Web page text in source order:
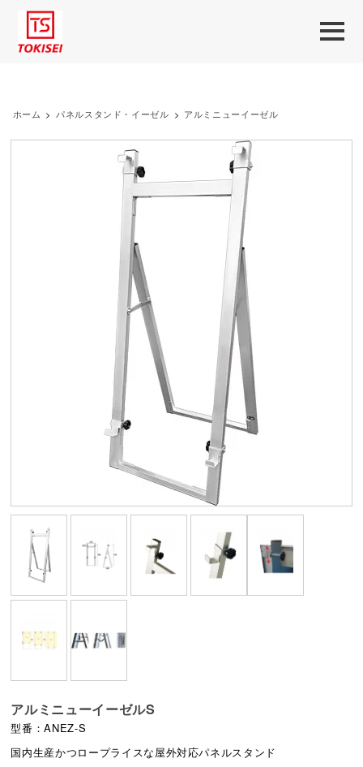
ホーム > パネルスタンド・イーゼル > アルミニューイーゼル
アルミニューイーゼルS
型番：ANEZ-S
国内生産かつロープライスな屋外対応パネルスタンド